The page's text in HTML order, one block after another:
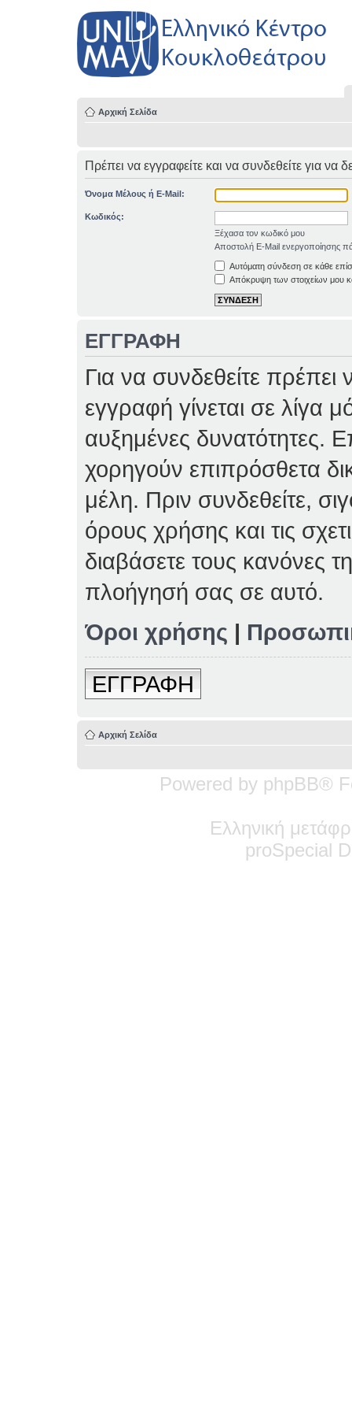
Αρχική Σελίδα
Πρέπει να εγγραφείτε και να συνδεθείτε για να
Όνομα Μέλους ή E-Mail:
Κωδικός:
Ξέχασα τον κωδικό μου
Αποστολή E-Mail ενεργοποίησης
Αυτόματη σύνδεση σε κάθε
Απόκρυψη των στοιχείων μου
ΕΓΓΡΑΦΗ
Για να συνδεθείτε
εγγραφή γίνεται σε λίγα
αυξημένες δυνατότητες.
χορηγούν επιπρόσθετα
μέλη. Πριν συνδεθείτε,
όρους χρήσης και τις
διαβάσετε τους κανόνες
πλοήγησή σας σε αυτό.
Όροι χρήσης |
ΕΓΓΡΑΦΗ
Αρχική Σελίδα
Powered by phpBB®
Ελληνική
proSpecial